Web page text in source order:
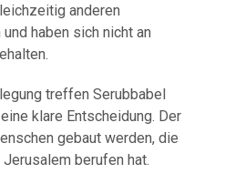
anderen
haben sich nicht an
treffen Serubbabel
klare Entscheidung. Der
gebaut werden, die
berufen hat.